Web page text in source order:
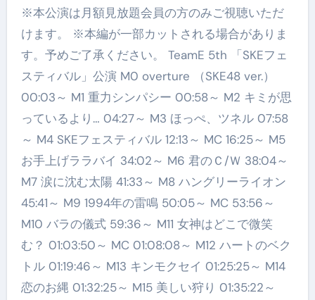
※本公演は月額見放題会員の方のみご視聴いただ
けます。 ※本編が一部カットされる場合がありま
す。予めご了承ください。 TeamE 5th 「SKEフェ
スティバル」公演 M0 overture （SKE48 ver.）
00:03～ M1 重力シンパシー 00:58～ M2 キミが思
っているより… 04:27～ M3 ほっぺ、ツネル 07:58
～ M4 SKEフェスティバル 12:13～ MC 16:25～ M5
お手上げララバイ 34:02～ M6 君のＣ/Ｗ 38:04～
M7 涙に沈む太陽 41:33～ M8 ハングリーライオン
45:41～ M9 1994年の雷鳴 50:05～ MC 53:56～
M10 バラの儀式 59:36～ M11 女神はどこで微笑
む？ 01:03:50～ MC 01:08:08～ M12 ハートのベク
トル 01:19:46～ M13 キンモクセイ 01:25:25～ M14
恋のお縄 01:32:25～ M15 美しい狩り 01:35:22～